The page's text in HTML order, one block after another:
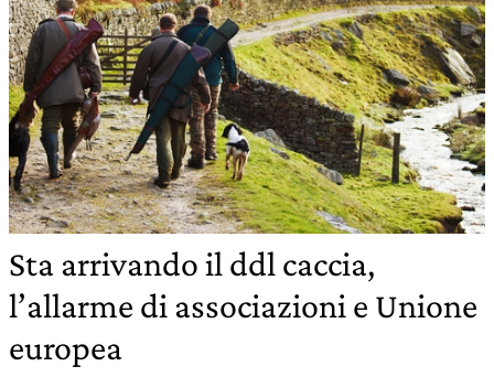
Sta arrivando il ddl caccia,
l’allarme di associazioni e Unione
europea